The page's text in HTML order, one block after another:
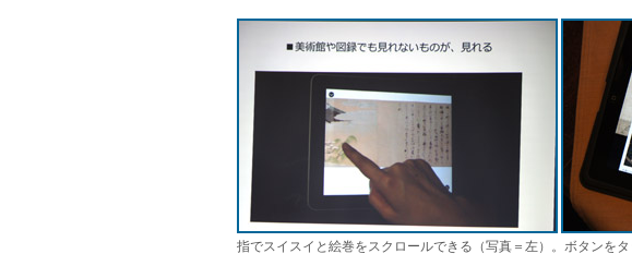
指でスイスイと絵巻をスクロールできる（写真＝左）。ボタンを